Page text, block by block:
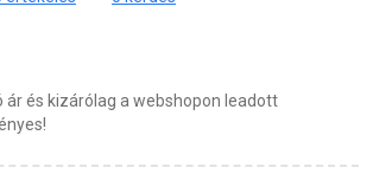
és kizárólag a webshopon leadott